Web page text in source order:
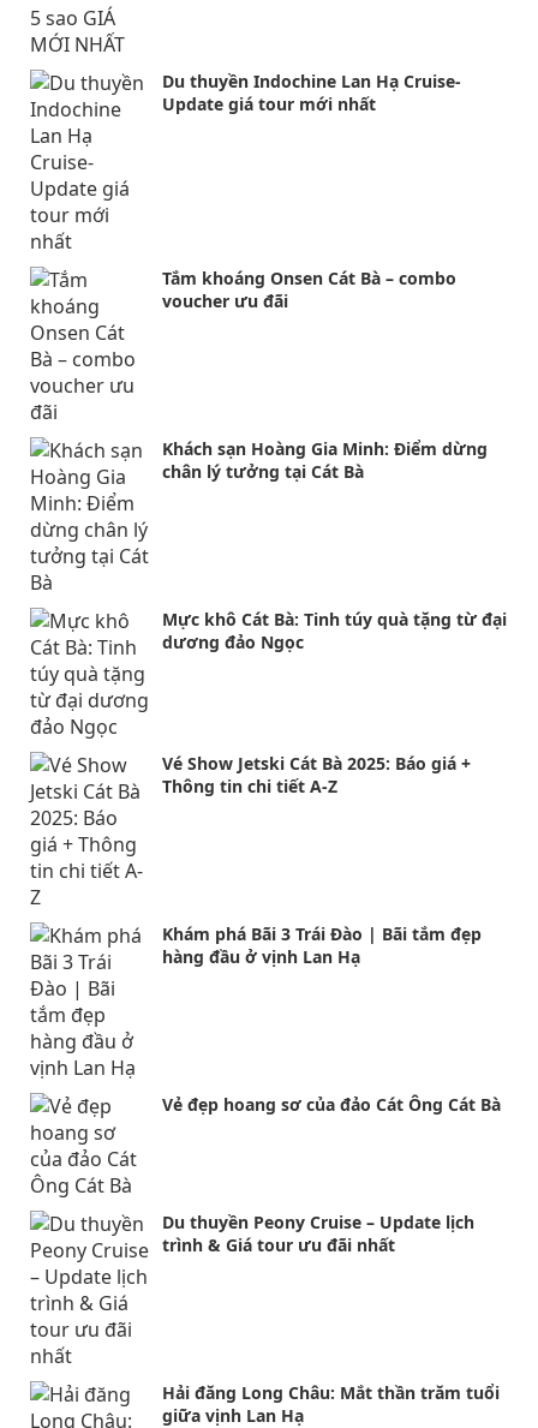
Du thuyền Indochine Lan Hạ Cruise-
Update giá tour mới nhất
Tắm khoáng Onsen Cát Bà – combo
voucher ưu đãi
Khách sạn Hoàng Gia Minh: Điểm dừng
chân lý tưởng tại Cát Bà
Mực khô Cát Bà: Tinh túy quà tặng từ đại
dương đảo Ngọc
Vé Show Jetski Cát Bà 2025: Báo giá +
Thông tin chi tiết A-Z
Khám phá Bãi 3 Trái Đào | Bãi tắm đẹp
hàng đầu ở vịnh Lan Hạ
Vẻ đẹp hoang sơ của đảo Cát Ông Cát Bà
Du thuyền Peony Cruise – Update lịch
trình & Giá tour ưu đãi nhất
Hải đăng Long Châu: Mắt thần trăm tuổi
giữa vịnh Lan Hạ